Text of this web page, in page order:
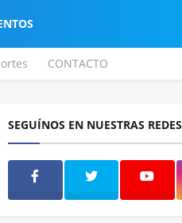
CONTACTO
SEGUÍNOS EN NUESTRAS REDES